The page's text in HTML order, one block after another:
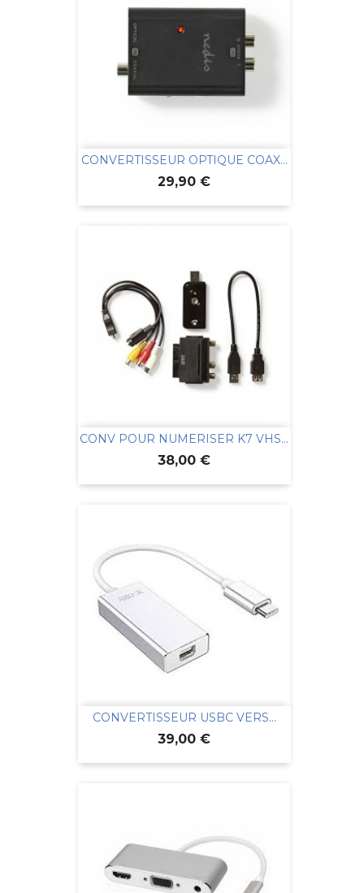
CONVERTISSEUR OPTIQUE COAX...
Prix
29,90 €
CONV POUR NUMERISER K7 VHS...
Prix
38,00 €
CONVERTISSEUR USBC VERS...
Prix
39,00 €